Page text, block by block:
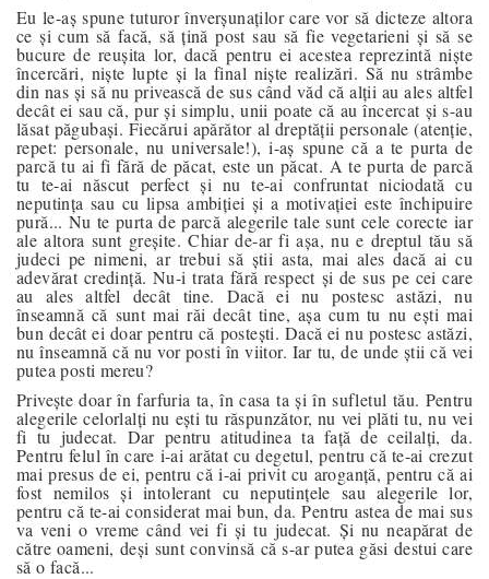
Eu le-aș spune tuturor înverșunaților care vor să dicteze altora
ce și cum să facă, să țină post sau să fie vegetarieni și să se
bucure de reușita lor, dacă pentru ei acestea reprezintă niște
încercări, niște lupte și la final niște realizări. Să nu strâmbe
din nas și să nu privească de sus când văd că alții au ales altfel
decât ei sau că, pur și simplu, unii poate că au încercat și s-au
lăsat păgubași. Fiecărui apărător al dreptății personale (atenție,
repet: personale, nu universale!), i-aș spune că a te purta de
parcă tu ai fi fără de păcat, este un păcat. A te purta de parcă
tu te-ai născut perfect și nu te-ai confruntat niciodată cu
neputința sau cu lipsa ambiției și a motivației este închipuire
pură... Nu te purta de parcă alegerile tale sunt cele corecte iar
ale altora sunt greșite. Chiar de-ar fi așa, nu e dreptul tău să
judeci pe nimeni, ar trebui să știi asta, mai ales dacă ai cu
adevărat credință. Nu-i trata fără respect și de sus pe cei care
au ales altfel decât tine. Dacă ei nu postesc astăzi, nu
înseamnă că sunt mai răi decât tine, așa cum tu nu ești mai
bun decât ei doar pentru că postești. Dacă ei nu postesc astăzi,
nu înseamnă că nu vor posti în viitor. Iar tu, de unde știi că vei
putea posti mereu?
Privește doar în farfuria ta, în casa ta și în sufletul tău. Pentru
alegerile celorlalți nu ești tu răspunzător, nu vei plăti tu, nu vei
fi tu judecat. Dar pentru atitudinea ta față de ceilalți, da.
Pentru felul în care i-ai arătat cu degetul, pentru că te-ai crezut
mai presus de ei, pentru că i-ai privit cu aroganță, pentru că ai
fost nemilos și intolerant cu neputințele sau alegerile lor,
pentru că te-ai considerat mai bun, da. Pentru astea de mai sus
va veni o vreme când vei fi și tu judecat. Și nu neapărat de
către oameni, deși sunt convinsă că s-ar putea găsi destui care
să o facă...